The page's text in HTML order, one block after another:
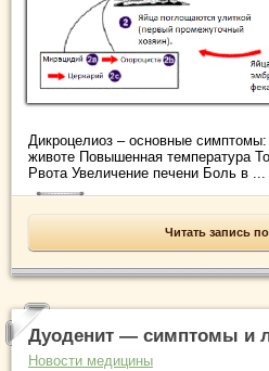
Дикроцелиоз – основные
животе Повышенная температура
Рвота Увеличение печени Боль в ...
Читать запись
Дуоденит — симптомы и
Новости медицины